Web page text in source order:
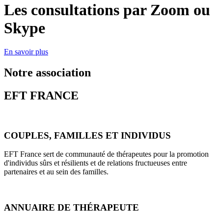
Les consultations par Zoom ou
Skype
En savoir plus
Notre association
EFT FRANCE
COUPLES, FAMILLES ET INDIVIDUS
EFT France sert de communauté de thérapeutes pour la promotion
d'individus sûrs et résilients et de relations fructueuses entre
partenaires et au sein des familles.
ANNUAIRE DE THÉRAPEUTE